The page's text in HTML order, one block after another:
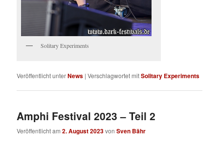
Solitary Experiments
Veröffentlicht unterNews |Verschlagwortet mitSolitary Experiments
Amphi Festival 2023 – Teil 2
Veröffentlicht am2. August 2023vonSven Bähr